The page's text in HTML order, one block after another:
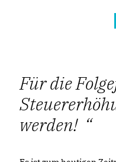
Für die
werden!